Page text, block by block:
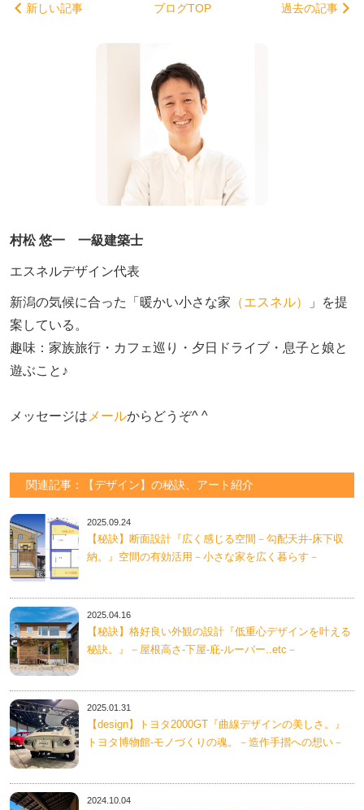
新しい記事 ブログTOP 過去の記事
村松 悠一 一級建築士
エスネルデザイン代表
新潟の気候に合った「暖かい小さな家 （エスネル）
」を提
案している。
趣味：家族旅行・カフェ巡り・夕日ドライブ・息子と娘と
遊ぶこと♪
メッセージは メールからどうぞ^ ^
関連記事：【デザイン】の秘訣、アート紹介
2025.09.24
【秘訣】断面設計『広く感じる空間－勾配天井-床下収
納。』空間の有効活用－小さな家を広く暮らす－
2025.04.16
【秘訣】格好良い外観の設計『低重心デザインを叶える
秘訣。』－屋根高さ-下屋-庇-ルーバー..etc－
2025.01.31
【design】トヨタ2000GT『曲線デザインの美しさ。』
トヨタ博物館-モノづくりの魂。－造作手摺への想い－
2024.10.04